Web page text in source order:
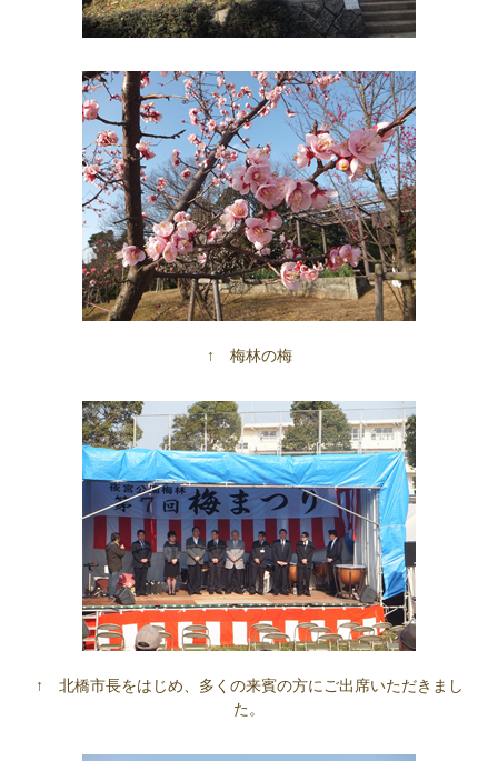
↑ 梅林の梅
↑ 北橋市長をはじめ、多くの来賓の方にご出席いただきまし
た。